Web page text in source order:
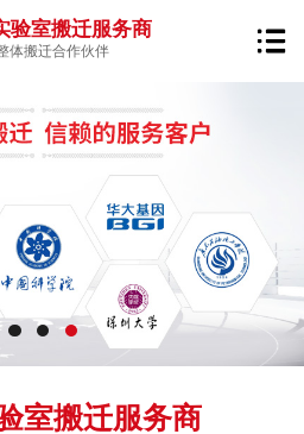
验室搬迁服务商
体搬迁合作伙伴
室搬迁服务商